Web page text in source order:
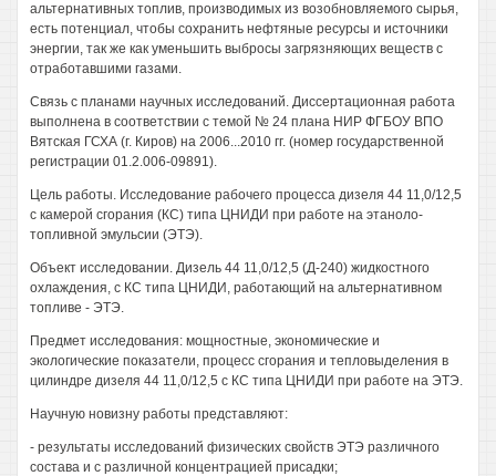
альтернативных топлив, производимых из возобновляемого сырья,
есть потенциал, чтобы сохранить нефтяные ресурсы и источники
энергии, так же как уменьшить выбросы загрязняющих веществ с
отработавшими газами.
Связь с планами научных исследований. Диссертационная работа
выполнена в соответствии с темой № 24 плана НИР ФГБОУ ВПО
Вятская ГСХА (г. Киров) на 2006...2010 гг. (номер государственной
регистрации 01.2.006-09891).
Цель работы. Исследование рабочего процесса дизеля 44 11,0/12,5
с камерой сгорания (КС) типа ЦНИДИ при работе на этаноло-
топливной эмульсии (ЭТЭ).
Объект исследовании. Дизель 44 11,0/12,5 (Д-240) жидкостного
охлаждения, с КС типа ЦНИДИ, работающий на альтернативном
топливе - ЭТЭ.
Предмет исследования: мощностные, экономические и
экологические показатели, процесс сгорания и тепловыделения в
цилиндре дизеля 44 11,0/12,5 с КС типа ЦНИДИ при работе на ЭТЭ.
Научную новизну работы представляют:
- результаты исследований физических свойств ЭТЭ различного
состава и с различной концентрацией присадки;